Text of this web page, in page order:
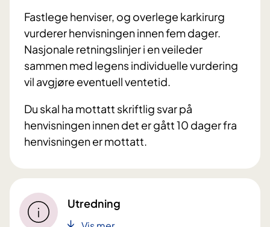
Fastlege henviser, og overlege karkirurg
vurderer henvisningen innen fem dager.
Nasjonale retningslinjer i en veileder
sammen med legens individuelle vurdering
vil avgjøre eventuell ventetid.
Du skal ha mottatt skriftlig svar på
henvisningen innen det er gått 10 dager fra
henvisningen er mottatt.
Utredning